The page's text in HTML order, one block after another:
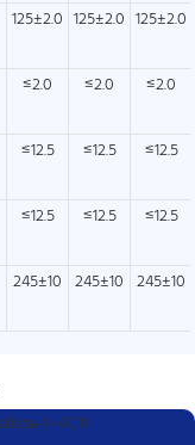
125±2.0 125±2.0 125±2.0
≤2.0 ≤2.0 ≤2.0
≤12.5 ≤12.5 ≤12.5
≤12.5 ≤12.5 ≤12.5
245±10 245±10 245±10